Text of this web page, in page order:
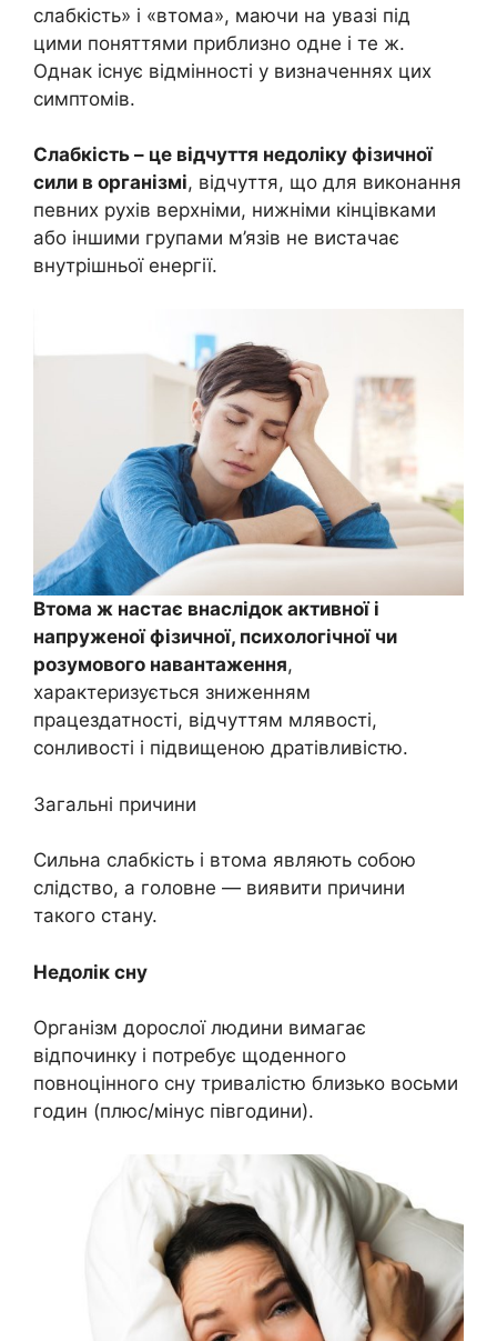
слабкість» і «втома», маючи на увазі під
цими поняттями приблизно одне і те ж.
Однак існує відмінності у визначеннях цих
симптомів.
Слабкість – це відчуття недоліку фізичної
сили в організмі, відчуття, що для виконання
певних рухів верхніми, нижніми кінцівками
або іншими групами м’язів не вистачає
внутрішньої енергії.
Втома ж настає внаслідок активної і
напруженої фізичної, психологічної чи
розумового навантаження,
характеризується зниженням
працездатності, відчуттям млявості,
сонливості і підвищеною дратівливістю.
Загальні причини
Сильна слабкість і втома являють собою
слідство, а головне — виявити причини
такого стану.
Недолік сну
Організм дорослої людини вимагає
відпочинку і потребує щоденного
повноцінного сну тривалістю близько восьми
годин (плюс/мінус півгодини).